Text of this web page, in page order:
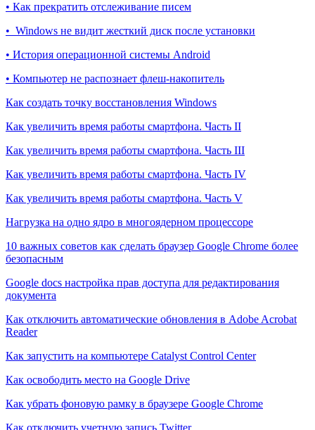
• Как прекратить отслеживание писем
• Windows не видит жесткий диск после установки
• История операционной системы Android
• Компьютер не распознает флеш-накопитель
Как создать точку восстановления Windows
Как увеличить время работы смартфона. Часть II
Как увеличить время работы смартфона. Часть III
Как увеличить время работы смартфона. Часть IV
Как увеличить время работы смартфона. Часть V
Нагрузка на одно ядро в многоядерном процессоре
10 важных советов как сделать браузер Google Chrome более
безопасным
Google docs настройка прав доступа для редактирования
документа
Как отключить автоматические обновления в Adobe Acrobat
Reader
Как запустить на компьютере Catalyst Control Center
Как освободить место на Google Drive
Как убрать фоновую рамку в браузере Google Chrome